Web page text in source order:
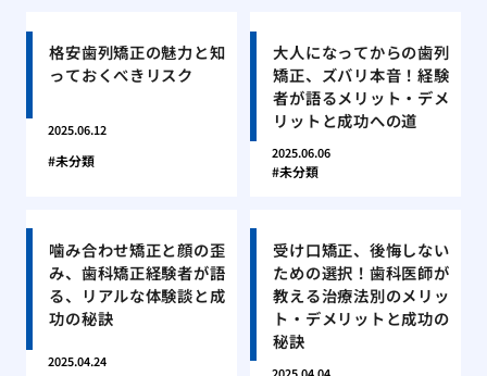
格安歯列矯正の魅力と知
っておくべきリスク
2025.06.12
未分類
大人になってからの歯列
矯正、ズバリ本音！経験
者が語るメリット・デメ
リットと成功への道
2025.06.06
未分類
噛み合わせ矯正と顔の歪
み、歯科矯正経験者が語
る、リアルな体験談と成
功の秘訣
2025.04.24
受け口矯正、後悔しない
ための選択！歯科医師が
教える治療法別のメリッ
ト・デメリットと成功の
秘訣